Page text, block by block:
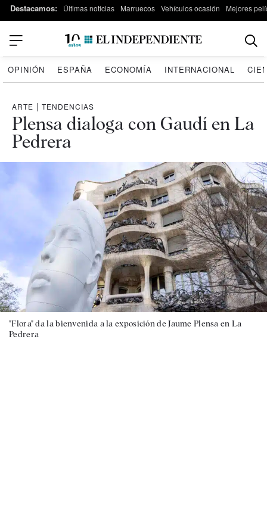
Destacamos: Últimas noticias Marruecos Vehículos ocasión Mejores
OPINIÓN ESPAÑA ECONOMÍA INTERNACIONAL
ARTE | TENDENCIAS
Plensa dialoga con Gaudí en La
Pedrera
"Flora" da la bienvenida a la exposición de Jaume Plensa en La
Pedrera